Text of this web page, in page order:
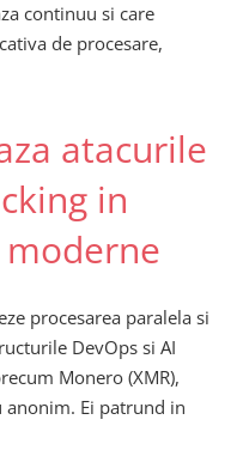
continuu si care
de procesare,
atacurile
in
procesarea paralela si
DevOps si AI
Monero (XMR),
anonim. Ei patrund in